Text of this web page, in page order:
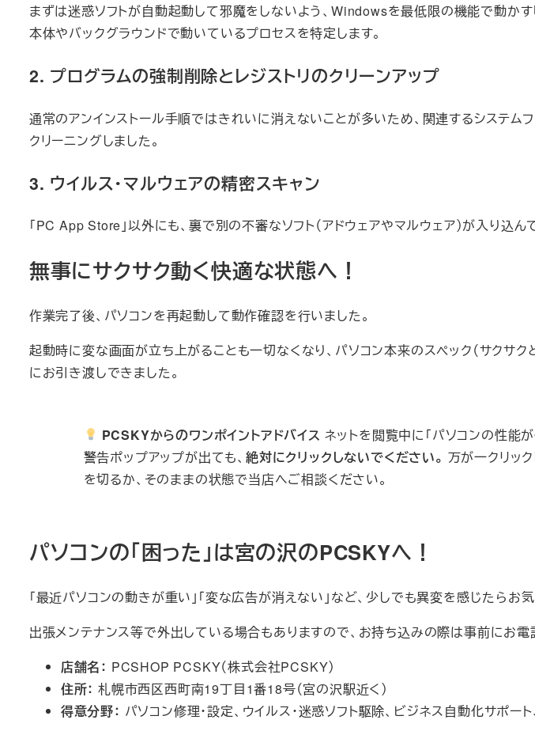
まずは迷惑ソフトが自動起動して邪魔をしないよう、Windowsを最低限の機能で動かす
本体やバックグラウンドで動いているプロセスを特定します。
2. プログラムの強制削除とレジストリのクリーンアップ
通常のアンインストール手順ではきれいに消えないことが多いため、関連するシステム
クリーニングしました。
3. ウイルス・マルウェアの精密スキャン
「PC App Store」以外にも、裏で別の不審なソフト（アドウェアやマルウェア）が入り
無事にサクサク動く快適な状態へ！
作業完了後、パソコンを再起動して動作確認を行いました。
起動時に変な画面が立ち上がることも一切なくなり、パソコン本来のスペック（サクサ
にお引き渡しできました。
PCSKYからのワンポイントアドバイス ネットを閲覧中に「パソコンの性能
警告ポップアップが出ても、 絶対にクリックしないでください。 万が一クリッ
を切るか、そのままの状態で当店へご相談ください。
パソコンの「困った」は宮の沢のPCSKYへ！
「最近パソコンの動きが重い」「変な広告が消えない」など、少しでも異変を感じたらお
出張メンテナンス等で外出している場合もありますので、お持ち込みの際は事前にお
店舗名： PCSHOP PCSKY（株式会社PCSKY）
住所： 札幌市西区西町南19丁目1番18号（宮の沢駅近く）
得意分野： パソコン修理・設定、ウイルス・迷惑ソフト駆除、ビジネス自動化サポー